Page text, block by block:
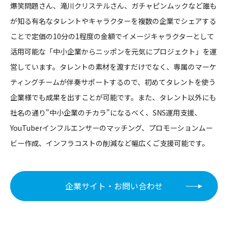
爆笑問題さん、滝川クリステルさん、ガチャピンムックなど誰も
が知る有名なタレントやキャラクターを複数の企業でシェアする
ことで定価の10分の1程度の金額でイメージキャラクターとして
活用可能な「中小企業からニッポンを元気にプロジェクト」を運
営しています。タレントの素材を渡すだけでなく、専属のマーケ
ティングチームが伴奏サポートするので、初めてタレントを使う
企業様でも成果を出すことが可能です。また、タレント以外にも
社名の通り"中小企業のチカラ"になるべく、SNS運用支援、
YouTuberインフルエンサーのマッチング、プロモーションムー
ビー作成、インフラコストの削減など幅広くご支援可能です。
企業サイト・お問い合わせ